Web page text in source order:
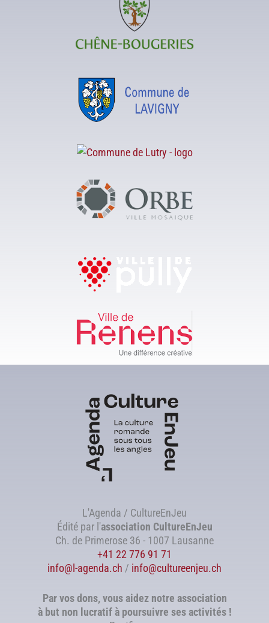
L'Agenda / CultureEnJeu
Édité par l'association CultureEnJeu
Ch. de Primerose 36 - 1007 Lausanne
+41 22 776 91 71
info@l-agenda.ch / info@cultureenjeu.ch
Par vos dons, vous aidez notre association
à but non lucratif à poursuivre ses activités !